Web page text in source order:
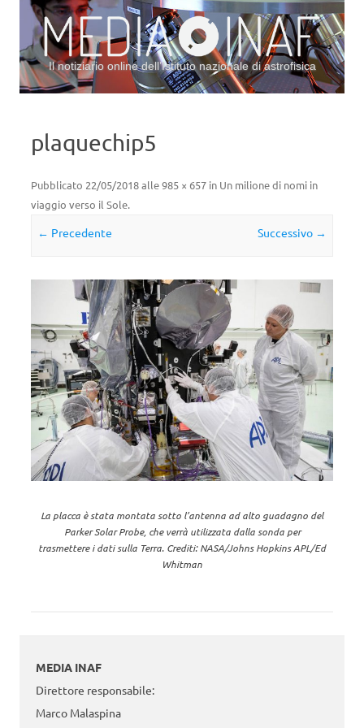
Il notiziario online dell’Istituto nazionale di astrofisica
plaquechip5
Pubblicato 22/05/2018alle985 × 657 in Un milione di nomi in
viaggio verso il Sole.
← Precedente Successivo →
La placca è stata montata sotto l’antenna ad alto guadagno del
Parker Solar Probe, che verrà utilizzata dalla sonda per
trasmettere i dati sulla Terra. Crediti: NASA/Johns Hopkins APL/Ed
Whitman
MEDIA INAF
Direttore responsabile:
Marco Malaspina